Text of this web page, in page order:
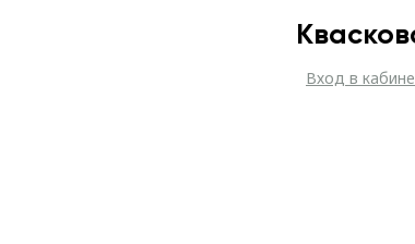
Вход в